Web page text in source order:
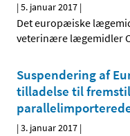
|5. januar 2017 |
Det europæiske
veterinære lægemidler
Suspendering af
tilladelse til
|3. januar 2017 |